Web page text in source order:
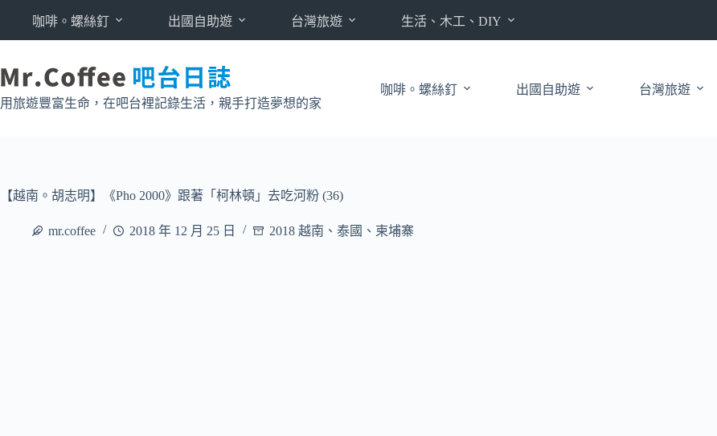
要
內
容
咖啡。螺絲釘 出國自助遊 台灣旅遊 生活、木工、DIY
用旅遊豐富生命，在吧台裡記錄生活，親手打造夢想的家
咖啡。螺絲釘 出國自助遊 台灣旅遊
【越南。胡志明】《Pho 2000》跟著「柯林頓」去吃河粉 (36)
mr.coffee 2018 年 12 月 25 日 2018 越南、泰國、柬埔寨